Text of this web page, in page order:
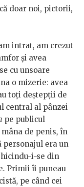
doar noi, pictorii,
intrat, am crezut
și avea
cu unsoare
o mizerie: avea
toți deștepții de
central al pânzei
pe publicul
de penis, în
personajul era un
i-se din
Primii îi puneau
pe când cei